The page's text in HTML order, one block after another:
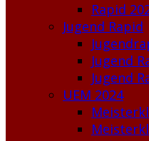
Rapid
Jugend Rapid
Jugend
Jugend
UEM 2024